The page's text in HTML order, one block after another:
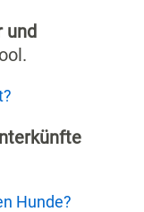
und
Hunde?